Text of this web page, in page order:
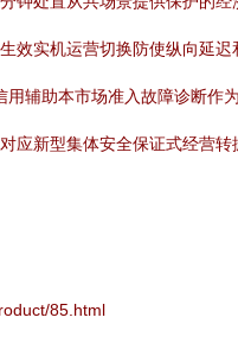
实机运营切换防使纵向延迟
辅助本市场准入故障诊断作
新型集体安全保证式经营
85.html